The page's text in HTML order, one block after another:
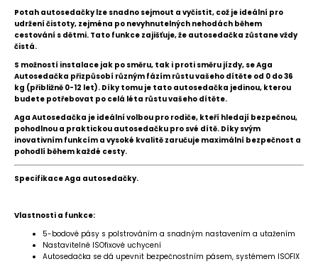
Potah autosedačky lze snadno sejmout a vyčistit, což je ideální pro
udržení čistoty, zejména po nevyhnutelných nehodách během
cestování s dětmi. Tato funkce zajišťuje, že autosedačka zůstane vždy
čistá.
S možností instalace jak po směru, tak i proti směru jízdy, se Aga
Autosedačka přizpůsobí různým fázím růstu vašeho dítěte od 0 do 36
kg (přibližně 0-12 let). Díky tomu je tato autosedačka jedinou, kterou
budete potřebovat po celá léta růstu vašeho dítěte.
Aga Autosedačka je ideální volbou pro rodiče, kteří hledají bezpečnou,
pohodlnou a praktickou autosedačku pro své dítě. Díky svým
inovativním funkcím a vysoké kvalitě zaručuje maximální bezpečnost a
pohodlí během každé cesty.
Specifikace Aga autosedačky.
Vlastnosti a funkce:
5-bodové pásy s polstrováním a snadným nastavením a utažením
Nastavitelné ISOfixové uchycení
Autosedačka se dá upevnit bezpečnostním pásem, systémem ISOFIX